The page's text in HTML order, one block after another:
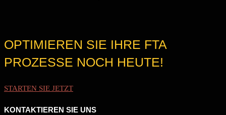
OPTIMIEREN SIE IHRE FTA
PROZESSE NOCH HEUTE!
STARTEN SIE JETZT
KONTAKTIEREN SIE UNS